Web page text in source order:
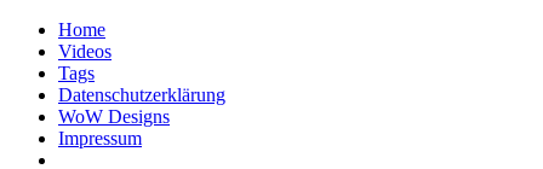
Home
Videos
Tags
Datenschutzerklärung
WoW Designs
Impressum